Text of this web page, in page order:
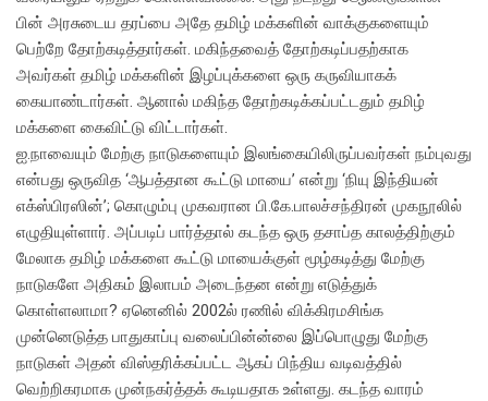
பின் அரசுடைய தரப்பை அதே தமிழ் மக்களின் வாக்குகளையும்
பெற்றே தோற்கடித்தார்கள். மகிந்தவைத் தோற்கடிப்பதற்காக
அவர்கள் தமிழ் மக்களின் இழப்புக்களை ஒரு கருவியாகக்
கையாண்டார்கள். ஆனால் மகிந்த தோற்கடிக்கப்பட்டதும் தமிழ்
மக்களை கைவிட்டு விட்டார்கள்.
ஐ.நாவையும் மேற்கு நாடுகளையும் இலங்கையிலிருப்பவர்கள் நம்புவது
என்பது ஒருவித ‘ஆபத்தான கூட்டு மாயை’ என்று ‘நியு இந்தியன்
எக்ஸ்பிரஸின்’; கொழும்பு முகவரான பி.கே.பாலச்சந்திரன் முகநூலில்
எழுதியுள்ளார். அப்படிப் பார்த்தால் கடந்த ஒரு தசாப்த காலத்திற்கும்
மேலாக தமிழ் மக்களை கூட்டு மாயைக்குள் மூழ்கடித்து மேற்கு
நாடுகளே அதிகம் இலாபம் அடைந்தன என்று எடுத்துக்
கொள்ளலாமா? ஏனெனில் 2002ல் ரணில் விக்கிரமசிங்க
முன்னெடுத்த பாதுகாப்பு வலைப்பின்ன்லை இப்பொழுது மேற்கு
நாடுகள் அதன் விஸ்தரிக்கப்பட்ட ஆகப் பிந்திய வடிவத்தில்
வெற்றிகரமாக முன்நகர்த்தக் கூடியதாக உள்ளது. கடந்த வாரம்